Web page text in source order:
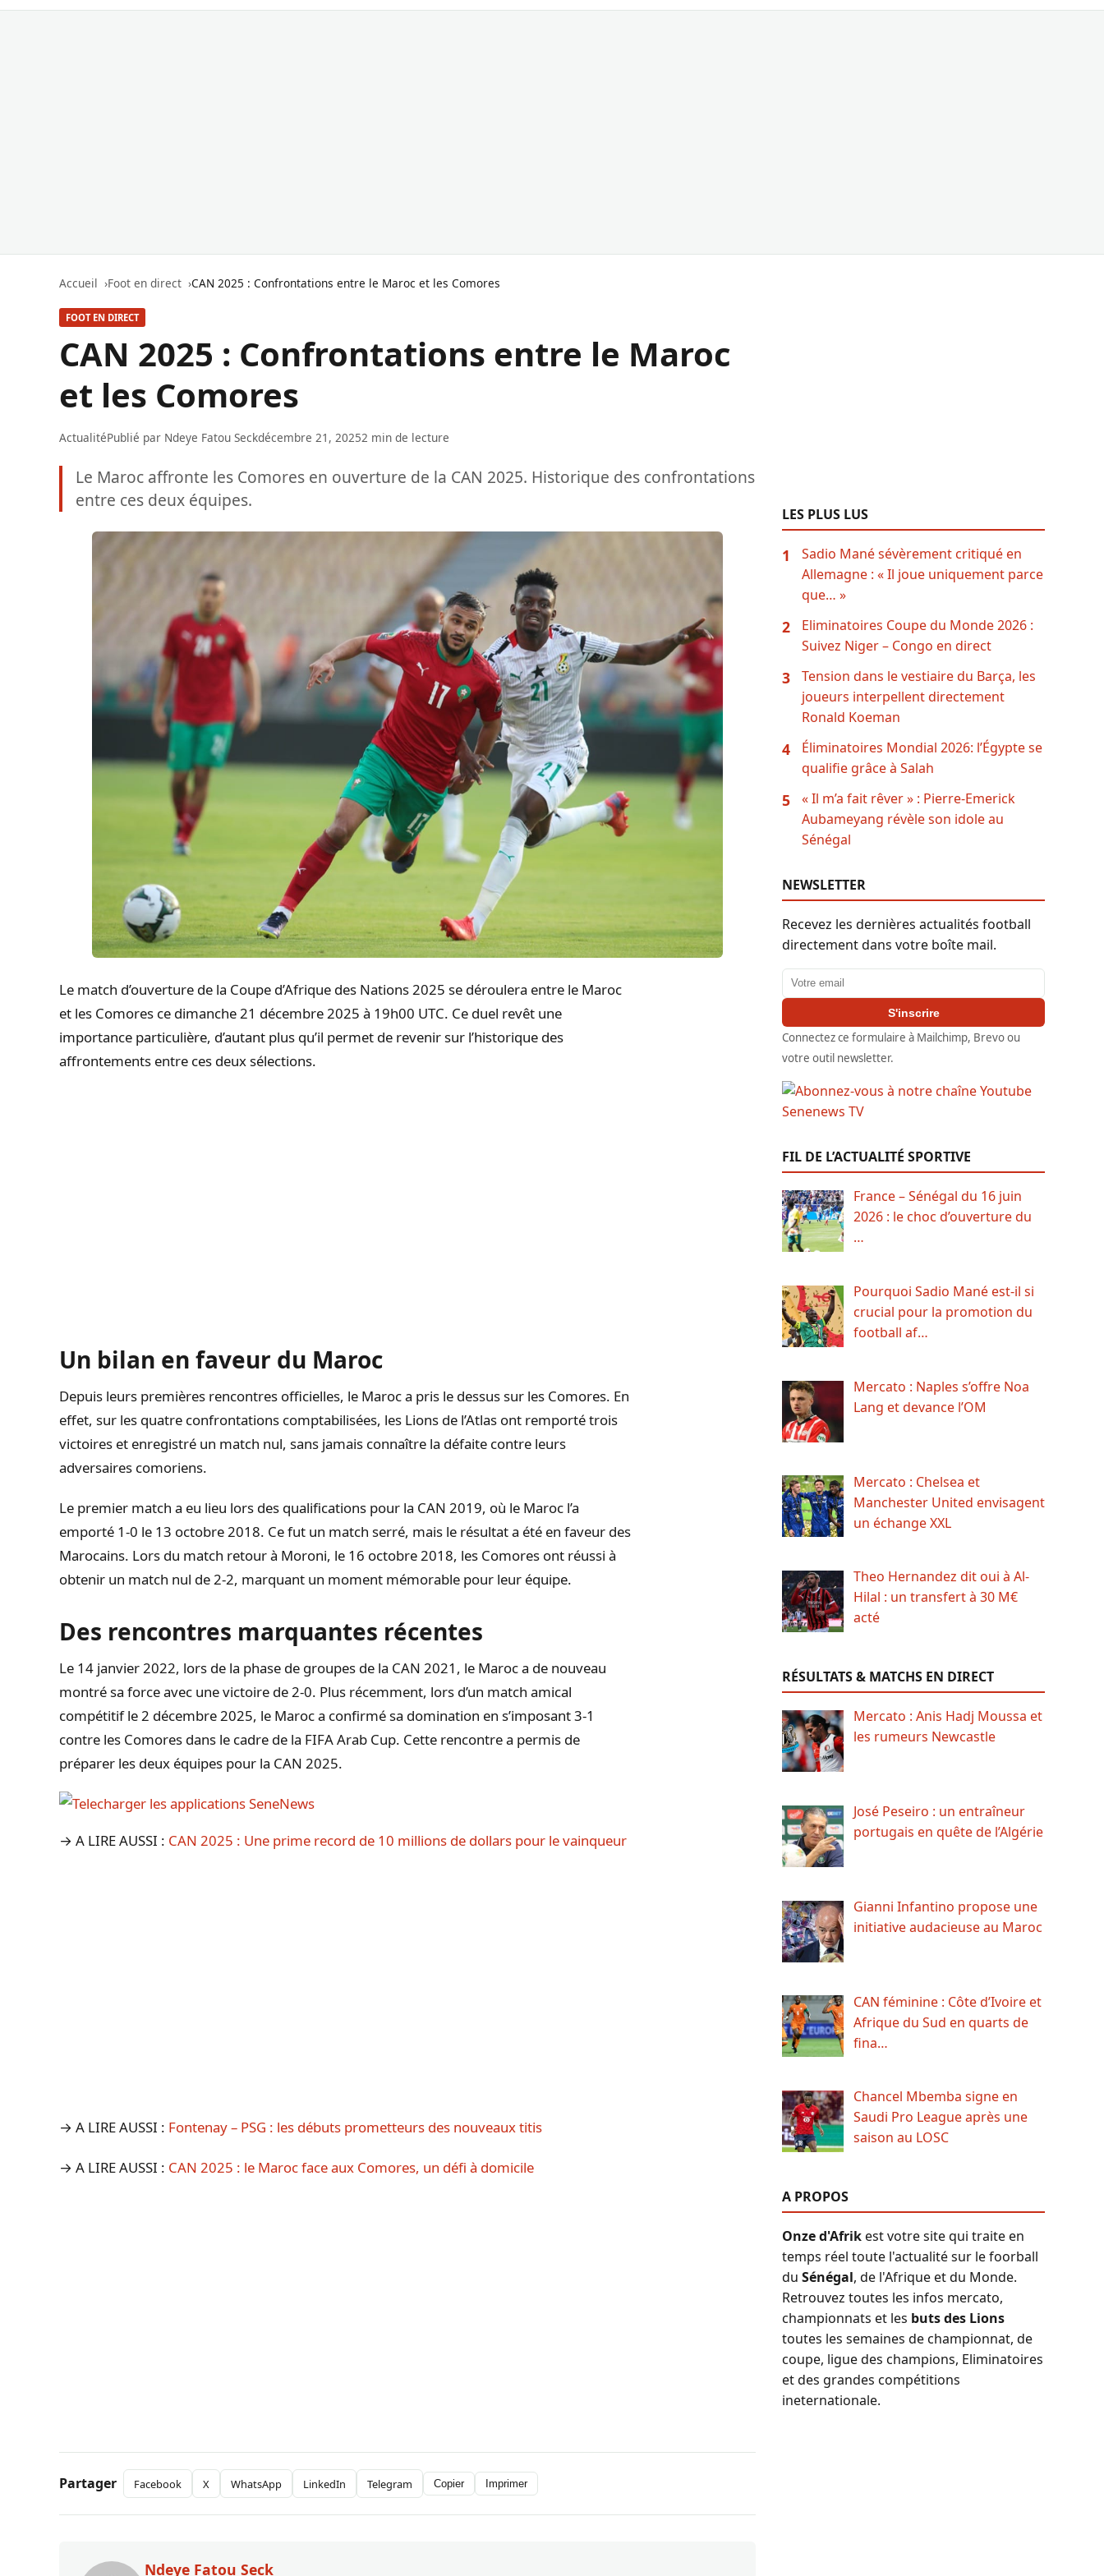
Accueil Foot en direct CAN 2025 : Confrontations entre le Maroc et les Comores
FOOT EN DIRECT
CAN 2025 : Confrontations entre le Maroc
et les Comores
ActualitéPublié par Ndeye Fatou Seckdécembre 21, 20252 min de lecture
Le Maroc affronte les Comores en ouverture de la CAN 2025. Historique des confrontations
entre ces deux équipes.
Le match d’ouverture de la Coupe d’Afrique des Nations 2025 se déroulera entre le Maroc
et les Comores ce dimanche 21 décembre 2025 à 19h00 UTC. Ce duel revêt une
importance particulière, d’autant plus qu’il permet de revenir sur l’historique des
affrontements entre ces deux sélections.
Un bilan en faveur du Maroc
Depuis leurs premières rencontres officielles, le Maroc a pris le dessus sur les Comores. En
effet, sur les quatre confrontations comptabilisées, les Lions de l’Atlas ont remporté trois
victoires et enregistré un match nul, sans jamais connaître la défaite contre leurs
adversaires comoriens.
Le premier match a eu lieu lors des qualifications pour la CAN 2019, où le Maroc l’a
emporté 1-0 le 13 octobre 2018. Ce fut un match serré, mais le résultat a été en faveur des
Marocains. Lors du match retour à Moroni, le 16 octobre 2018, les Comores ont réussi à
obtenir un match nul de 2-2, marquant un moment mémorable pour leur équipe.
Des rencontres marquantes récentes
Le 14 janvier 2022, lors de la phase de groupes de la CAN 2021, le Maroc a de nouveau
montré sa force avec une victoire de 2-0. Plus récemment, lors d’un match amical
compétitif le 2 décembre 2025, le Maroc a confirmé sa domination en s’imposant 3-1
contre les Comores dans le cadre de la FIFA Arab Cup. Cette rencontre a permis de
préparer les deux équipes pour la CAN 2025.
→ A LIRE AUSSI : CAN 2025 : Une prime record de 10 millions de dollars pour le vainqueur
→ A LIRE AUSSI : Fontenay – PSG : les débuts prometteurs des nouveaux titis
→ A LIRE AUSSI : CAN 2025 : le Maroc face aux Comores, un défi à domicile
Partager Facebook X WhatsApp LinkedIn Telegram Copier Imprimer
Ndeye Fatou Seck
LES PLUS LUS
1
Sadio Mané sévèrement critiqué en
Allemagne : « Il joue uniquement parce
que… »
2
Eliminatoires Coupe du Monde 2026 :
Suivez Niger – Congo en direct
3
Tension dans le vestiaire du Barça, les
joueurs interpellent directement
Ronald Koeman
4
Éliminatoires Mondial 2026: l’Égypte se
qualifie grâce à Salah
5
« Il m’a fait rêver » : Pierre-Emerick
Aubameyang révèle son idole au
Sénégal
NEWSLETTER
Recevez les dernières actualités football
directement dans votre boîte mail.
Adresse email
S'inscrire
Connectez ce formulaire à Mailchimp, Brevo ou
votre outil newsletter.
FIL DE L’ACTUALITÉ SPORTIVE
France – Sénégal du 16 juin
2026 : le choc d’ouverture du
…
Pourquoi Sadio Mané est-il si
crucial pour la promotion du
football af…
Mercato : Naples s’offre Noa
Lang et devance l’OM
Mercato : Chelsea et
Manchester United envisagent
un échange XXL
Theo Hernandez dit oui à Al-
Hilal : un transfert à 30 M€
acté
RÉSULTATS & MATCHS EN DIRECT
Mercato : Anis Hadj Moussa et
les rumeurs Newcastle
José Peseiro : un entraîneur
portugais en quête de l’Algérie
Gianni Infantino propose une
initiative audacieuse au Maroc
CAN féminine : Côte d’Ivoire et
Afrique du Sud en quarts de
fina…
Chancel Mbemba signe en
Saudi Pro League après une
saison au LOSC
A PROPOS
Onze d'Afrikest votre site qui traite en
temps réel toute l'actualité sur le foorball
du Sénégal, de l'Afrique et du Monde.
Retrouvez toutes les infos mercato,
championnats et les buts des Lions
toutes les semaines de championnat, de
coupe, ligue des champions, Eliminatoires
et des grandes compétitions
ineternationale.